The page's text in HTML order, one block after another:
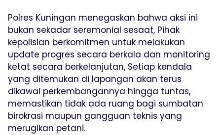
Polres Kuningan menegaskan bahwa aksi ini
bukan sekadar seremonial sesaat, Pihak
kepolisian berkomitmen untuk melakukan
update progres secara berkala dan monitoring
ketat secara berkelanjutan, Setiap kendala
yang ditemukan di lapangan akan terus
dikawal perkembangannya hingga tuntas,
memastikan tidak ada ruang bagi sumbatan
birokrasi maupun gangguan teknis yang
merugikan petani.